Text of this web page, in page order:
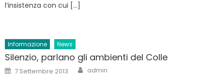
l’insistenza con cui […]
Informazione News
Silenzio, parlano gli ambienti del Colle
Posted
on
7 Settembre 2013 Author
admin